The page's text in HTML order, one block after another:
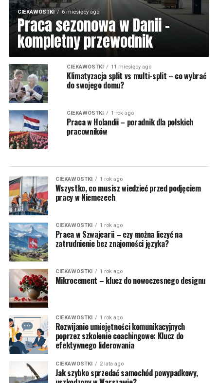
CIEKAWOSTKI 6 miesięcy ago
Praca sezonowa w Danii –
kompletny przewodnik
CIEKAWOSTKI 11 miesięcy ago
Klimatyzacja split vs multi-split – co wybrać
do swojego domu?
CIEKAWOSTKI 1 rok ago
Praca w Holandii – poradnik dla polskich
pracowników
CIEKAWOSTKI 1 rok ago
Wszystko, co musisz wiedzieć przed podjęciem
pracy w Niemczech
CIEKAWOSTKI 1 rok ago
Praca w Szwajcarii – czy można liczyć na
zatrudnienie bez znajomości języka?
CIEKAWOSTKI 1 rok ago
Mikrocement – klucz do nowoczesnego designu
CIEKAWOSTKI 1 rok ago
Rozwijanie umiejętności komunikacyjnych
poprzez szkolenie coachingowe: Klucz do
efektywnego liderowania
CIEKAWOSTKI 2 lata ago
Jak szybko sprzedać samochód powypadkowy,